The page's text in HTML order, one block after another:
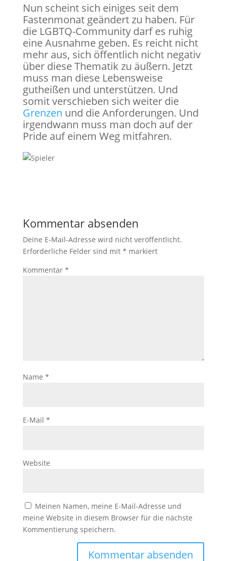
Nun scheint sich einiges seit dem
Fastenmonat geändert zu haben. Für
die LGBTQ-Community darf es ruhig
eine Ausnahme geben. Es reicht nicht
mehr aus, sich öffentlich nicht negativ
über diese Thematik zu äußern. Jetzt
muss man diese Lebensweise
gutheißen und unterstützen. Und
somit verschieben sich weiter die
Grenzen und die Anforderungen. Und
irgendwann muss man doch auf der
Pride auf einem Weg mitfahren.
Kommentar absenden
Deine E-Mail-Adresse wird nicht veröffentlicht.
Erforderliche Felder sind mit * markiert
Kommentar *
Name *
E-Mail *
Website
Meinen Namen, meine E-Mail-Adresse und
meine Website in diesem Browser für die nächste
Kommentierung speichern.